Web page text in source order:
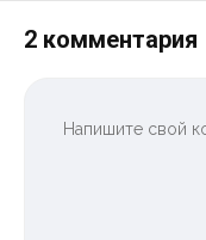
2 комментария